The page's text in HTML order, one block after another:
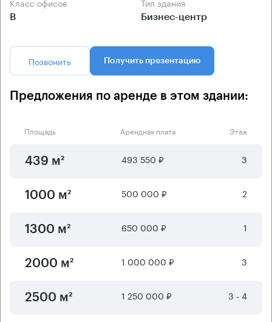
B Бизнес-центр
Позвонить Получить презентацию
Предложения по аренде в этом здании:
Площадь Арендная плата Этаж
439 м² 493 550 ₽ 3
1000 м² 500 000 ₽ 2
1300 м² 650 000 ₽ 1
2000 м² 1 000 000 ₽ 3
2500 м² 1 250 000 ₽ 3 - 4